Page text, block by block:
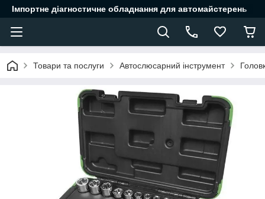
Імпортне діагностичне обладнання для автомайстерень
Товари та послуги Автослюсарний інструмент